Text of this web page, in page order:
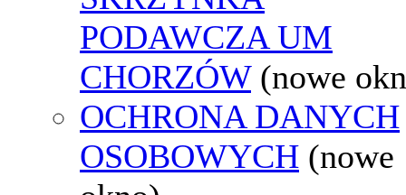
PODAWCZA UM
CHORZÓW (nowe
OCHRONA DANYCH
OSOBOWYCH (nowe